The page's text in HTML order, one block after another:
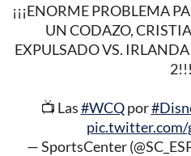
¡¡¡ENORME PROBLEMA
UN CODAZO,
EXPULSADO VS.
2!!!
📺 Las#WCQpor
— SportsCenter